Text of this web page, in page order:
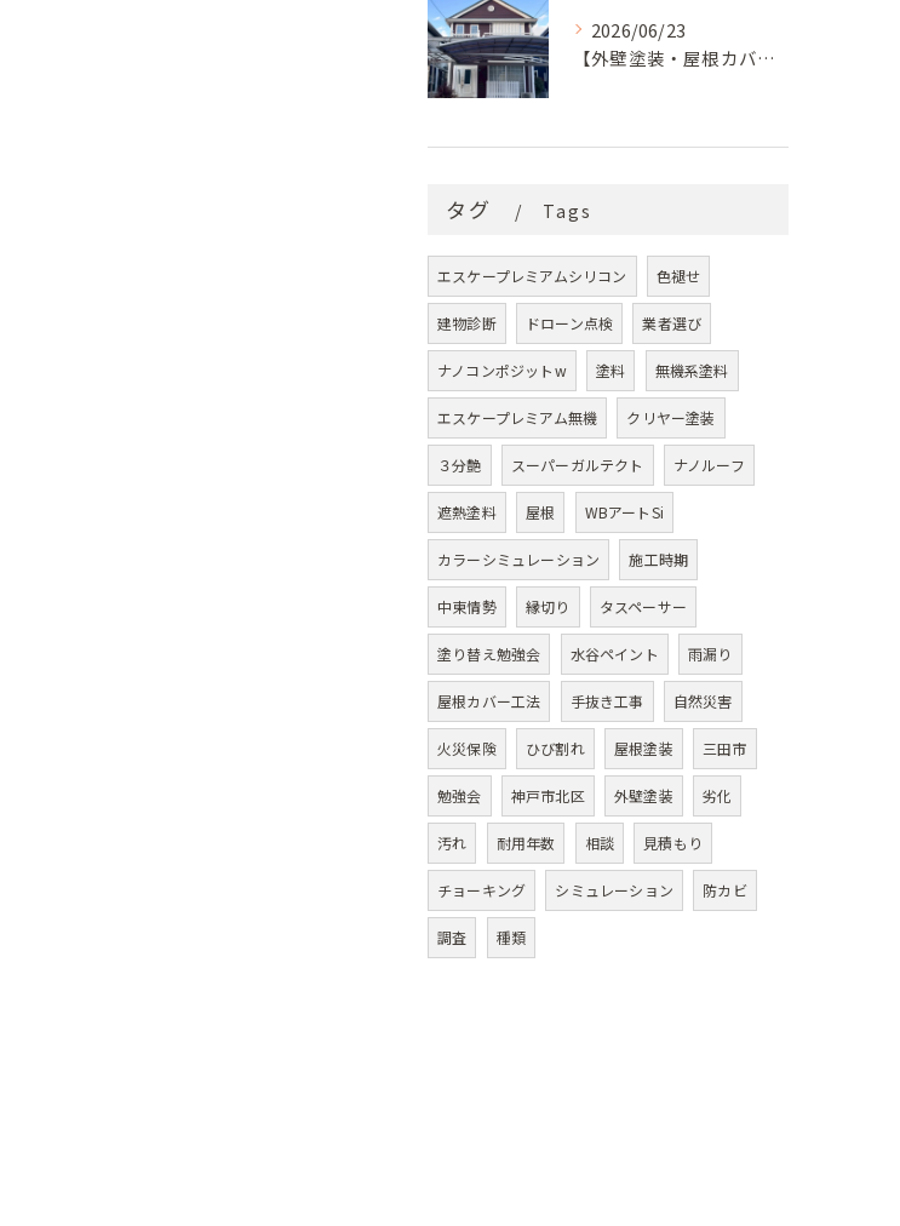
2026/06/23
【外壁塗装・屋根カバー工法】築29年の剥がれや汚れのお悩みを「ナノコンポジットW」と屋根カバー工法で解決
タグ Tags
エスケープレミアムシリコン 色褪せ
建物診断 ドローン点検 業者選び
ナノコンポジットw 塗料 無機系塗料
エスケープレミアム無機 クリヤー塗装
３分艶 スーパーガルテクト ナノルーフ
遮熱塗料 屋根 WBアートSi
カラーシミュレーション 施工時期
中東情勢 縁切り タスペーサー
塗り替え勉強会 水谷ペイント 雨漏り
屋根カバー工法 手抜き工事 自然災害
火災保険 ひび割れ 屋根塗装 三田市
勉強会 神戸市北区 外壁塗装 劣化
汚れ 耐用年数 相談 見積もり
チョーキング シミュレーション 防カビ
調査 種類